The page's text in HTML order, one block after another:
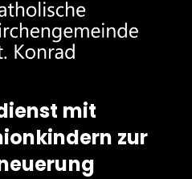
mit
zur